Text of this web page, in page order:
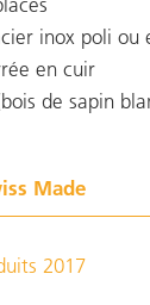
inox poli ou
en cuir
de sapin
Made
2017